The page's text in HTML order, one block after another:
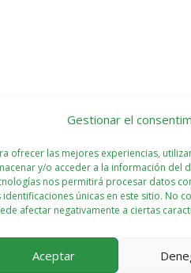
Gestionar el
ofrecer las mejores experiencias,
y/o acceder a la información del
nos permitirá procesar datos
identificaciones únicas en este sitio. No
afectar negativamente a ciertas
Aceptar